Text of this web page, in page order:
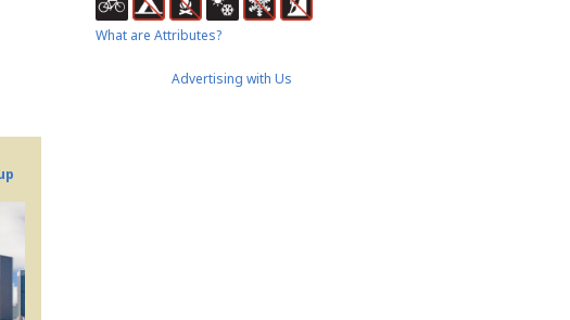
What are Attributes?
Advertising with Us